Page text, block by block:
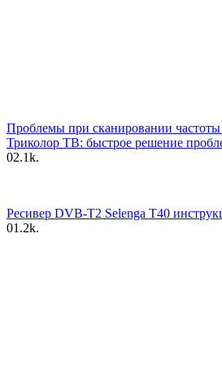
Проблемы при сканировании
Триколор ТВ: быстрое решение
02.1k.
Ресивер DVB-T2 Selenga T40
01.2k.